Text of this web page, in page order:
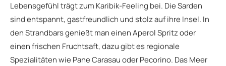
Lebensgefühl trägt zum Karibik-Feeling bei. Die Sarden
sind entspannt, gastfreundlich und stolz auf ihre Insel. In
den Strandbars genießt man einen Aperol Spritz oder
einen frischen Fruchtsaft, dazu gibt es regionale
Spezialitäten wie Pane Carasau oder Pecorino. Das Meer